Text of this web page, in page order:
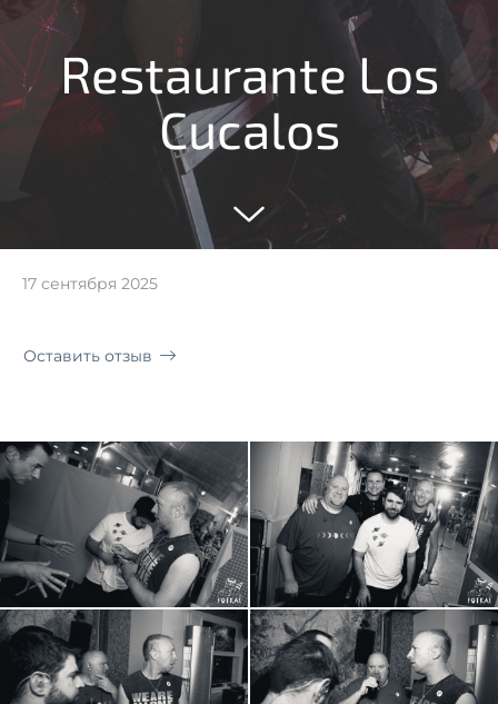
Restaurante Los
Cucalos
17 сентября 2025
Оставить отзыв